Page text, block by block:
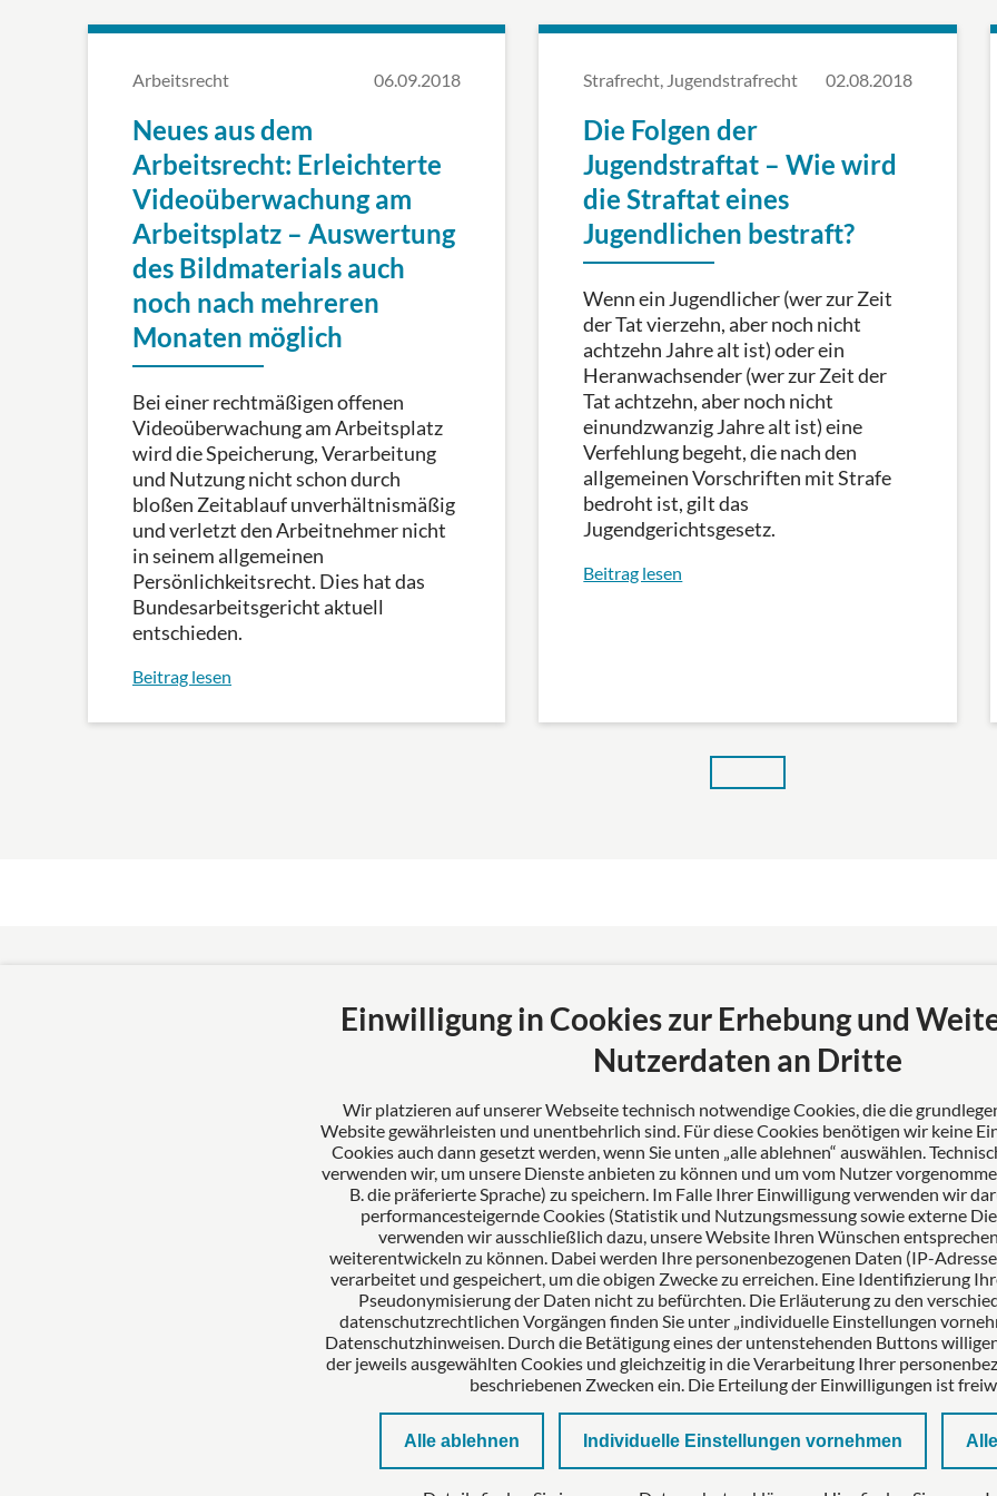
Arbeitsrecht 06.09.2018
Neues aus dem
Arbeitsrecht: Erleichterte
Videoüberwachung am
Arbeitsplatz – Auswertung
des Bildmaterials auch
noch nach mehreren
Monaten möglich
Bei einer rechtmäßigen offenen
Videoüberwachung am Arbeitsplatz
wird die Speicherung, Verarbeitung
und Nutzung nicht schon durch
bloßen Zeitablauf unverhältnismäßig
und verletzt den Arbeitnehmer nicht
in seinem allgemeinen
Persönlichkeitsrecht. Dies hat das
Bundesarbeitsgericht aktuell
entschieden.
Beitrag lesen
Strafrecht, Jugendstrafrecht 02.08.2018
Die Folgen der
Jugendstraftat – Wie wird
die Straftat eines
Jugendlichen bestraft?
Wenn ein Jugendlicher (wer zur Zeit
der Tat vierzehn, aber noch nicht
achtzehn Jahre alt ist) oder ein
Heranwachsender (wer zur Zeit der
Tat achtzehn, aber noch nicht
einundzwanzig Jahre alt ist) eine
Verfehlung begeht, die nach den
allgemeinen Vorschriften mit Strafe
bedroht ist, gilt das
Jugendgerichtsgesetz.
Beitrag lesen
Über uns
Mertl Pösl Rechtsanwälte
verkörpert Erfahrung, Fortschritt
und Kompetenz. Als Ihr
verlässlicher Partner stehen wir für
umfassende Lösungen und
erstklassige Betreuung unserer
Mandanten.
Einwilligung in Cookies zur Erhebung und
Nutzerdaten an Dritte
Wir platzieren auf unserer Webseite technisch notwendige Cookies, die die
Website gewährleisten und unentbehrlich sind. Für diese Cookies benötigen wir keine
Cookies auch dann gesetzt werden, wenn Sie unten „alle ablehnen“ auswählen.
verwenden wir, um unsere Dienste anbieten zu können und um vom Nutzer
B. die präferierte Sprache) zu speichern. Im Falle Ihrer Einwilligung verwenden wir
performancesteigernde Cookies (Statistik und Nutzungsmessung sowie externe
verwenden wir ausschließlich dazu, unsere Website Ihren Wünschen
weiterentwickeln zu können. Dabei werden Ihre personenbezogenen Daten (IP-
verarbeitet und gespeichert, um die obigen Zwecke zu erreichen. Eine Identifizierung
Pseudonymisierung der Daten nicht zu befürchten. Die Erläuterung zu den
datenschutzrechtlichen Vorgängen finden Sie unter „individuelle Einstellungen
Datenschutzhinweisen. Durch die Betätigung eines der untenstehenden Buttons
der jeweils ausgewählten Cookies und gleichzeitig in die Verarbeitung Ihrer
beschriebenen Zwecken ein. Die Erteilung der Einwilligungen ist
Alle ablehnen Individuelle Einstellungen vornehmen